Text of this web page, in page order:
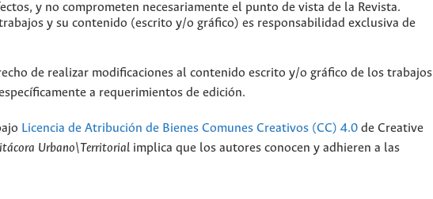
y no comprometen necesariamente el punto de vista de la Revista.
y su contenido (escrito y/o gráfico) es responsabilidad exclusiva de
de realizar modificaciones al contenido escrito y/o gráfico de los trabajos
a requerimientos de edición.
Licencia de Atribución de Bienes Comunes Creativos (CC) 4.0 de Creative
Urbano\Territorial implica que los autores conocen y adhieren a las